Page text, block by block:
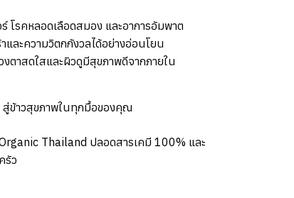
โรคหลอดเลือดสมอง และอาการอัมพาต
และความวิตกกังวลได้อย่างอ่อนโยน
ตาสดใสและผิวดูมีสุขภาพดีจากภายใน
ข้าวสุขภาพในทุกมื้อของคุณ
Thailand ปลอดสารเคมี 100% และ
รัว